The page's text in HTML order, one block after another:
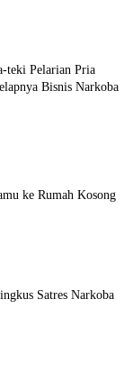
teki Pelarian Pria
Bisnis Narkoba
ke Rumah Kosong
Satres Narkoba